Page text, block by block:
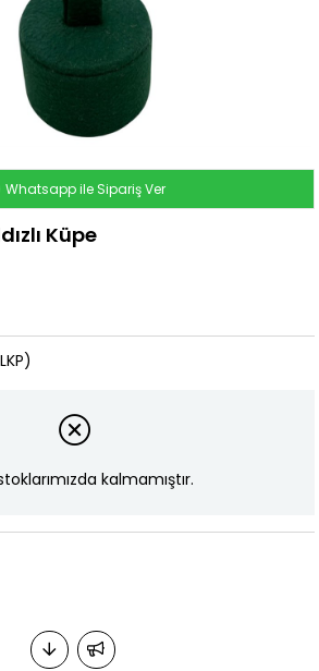
Whatsapp ile Sipariş Ver
Küpe
kalmamıştır.